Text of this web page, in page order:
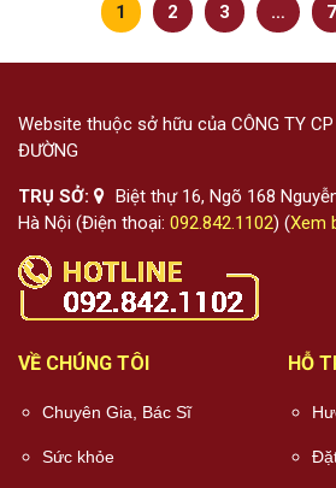
1 2 3 … 7
Website thuộc sở hữu của CÔNG TY
ĐƯỜNG
TRỤ SỞ:
Biệt thự 16, Ngõ 168
Hà Nội (Điện thoại: 092.842.1102) (Xem
VỀ CHÚNG TÔI
Chuyên Gia, Bác Sĩ
Sức khỏe
HỖ